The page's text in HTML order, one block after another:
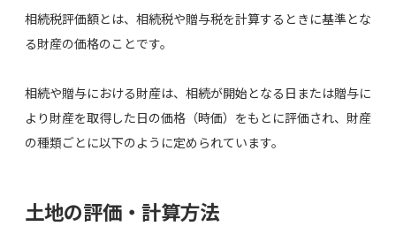
相続税評価額とは、相続税や贈与税を計算するときに基準とな
る財産の価格のことです。
相続や贈与における財産は、相続が開始となる日または贈与に
より財産を取得した日の価格（時価）をもとに評価され、財産
の種類ごとに以下のように定められています。
土地の評価・計算方法